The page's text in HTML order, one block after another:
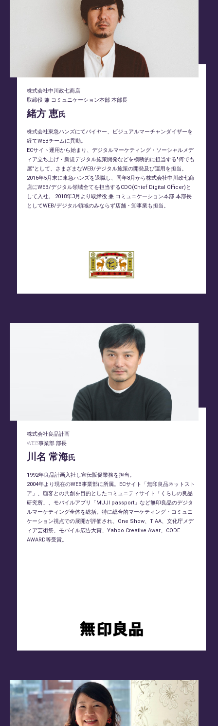
株式会社中川政七商店
取締役 兼 コミュニケーション本部 本部長
緒方 恵氏
株式会社東急ハンズにてバイヤー、ビジュアルマーチャンダイザーを
経てWEBチームに異動。
ECサイト運用から始まり、デジタルマーケティング・ソーシャルメデ
ィア立ち上げ・新規デジタル施策開発などを横断的に担当する"何でも
屋"として、さまざまなWEB/デジタル施策の開発及び運用を担当。
2016年5月末に東急ハンズを退職し、同年8月から株式会社中川政七商
店にWEB/デジタル領域全てを担当するCDO(Chief Digital Officer)と
して入社。 2018年3月より取締役 兼 コミュニケーション本部 本部長
としてWEB/デジタル領域のみならず店舗・卸事業も担当。
株式会社良品計画
WEB事業部 部長
川名 常海氏
1992年良品計画入社し宣伝販促業務を担当。
2004年より現在のWEB事業部に所属。ECサイト「無印良品ネットスト
ア」、顧客との共創を目的としたコミュニティサイト「くらしの良品
研究所」、モバイルアプリ「MUJI passport」など無印良品のデジタ
ルマーケティング全体を総括。特に総合的マーケティング・コミュニ
ケーション視点での展開が評価され、One Show、TIAA、文化庁メデ
ィア芸術祭、モバイル広告大賞、Yahoo Creative Awar、CODE
AWARD等受賞。